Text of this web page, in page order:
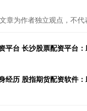
文章为作者独立观点，不
平台 长沙股票配资平台：
经历 股指期货配资软件